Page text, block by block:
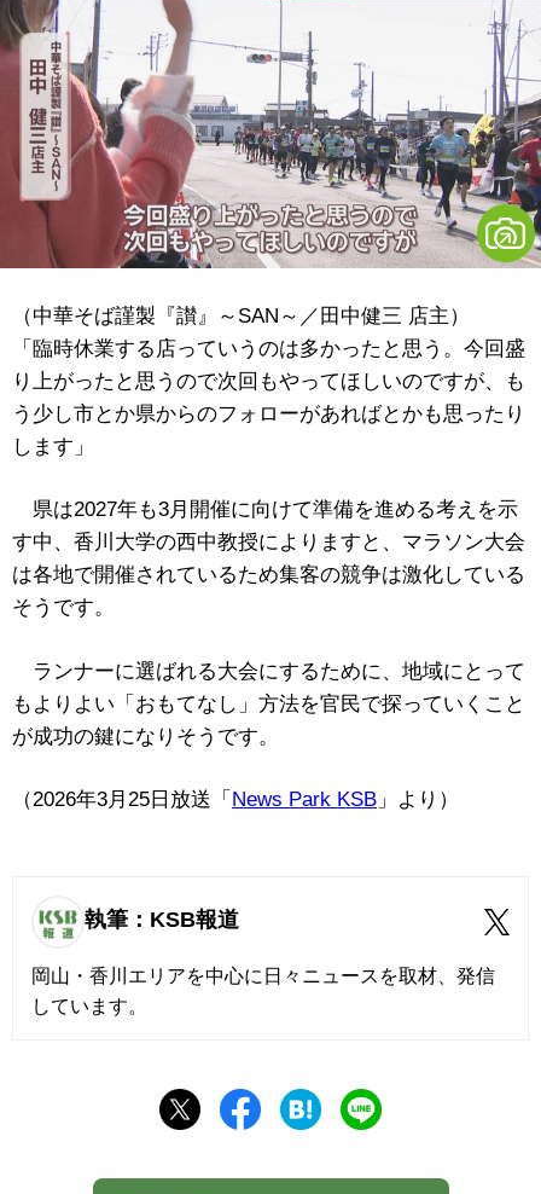
（中華そば謹製『讃』～SAN～／田中健三 店主）
「臨時休業する店っていうのは多かったと思う。今回盛
り上がったと思うので次回もやってほしいのですが、も
う少し市とか県からのフォローがあればとかも思ったり
します」
県は2027年も3月開催に向けて準備を進める考えを示
す中、香川大学の西中教授によりますと、マラソン大会
は各地で開催されているため集客の競争は激化している
そうです。
ランナーに選ばれる大会にするために、地域にとって
もよりよい「おもてなし」方法を官民で探っていくこと
が成功の鍵になりそうです。
（2026年3月25日放送「 News Park KSB 」より）
執筆：KSB報道
岡山・香川エリアを中心に日々ニュースを取材、発信
しています。